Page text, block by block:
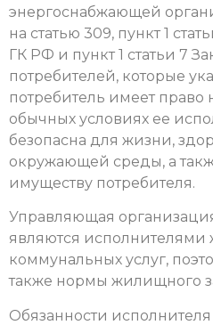
энергоснабжающей
на статью 309, пункт 1
ГК РФ и пункт 1 статьи 7
потребителей, которые
потребитель имеет право
обычных условиях ее
безопасна для жизни,
окружающей среды, а
имуществу потребителя.
Управляющая
являются
коммунальных услуг,
также нормы жилищного
Обязанности